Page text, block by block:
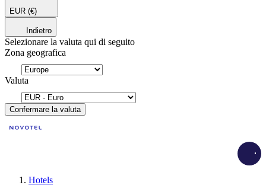
EUR (€)
Indietro
Selezionare la valuta qui di seguito
Zona geografica
Valuta
Confermare la valuta
Hotels